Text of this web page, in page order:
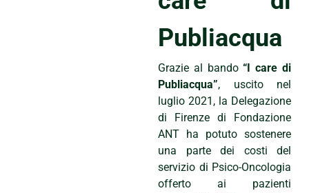
Publiacqua
Grazie al bando“I care di
Publiacqua”, uscito nel
luglio 2021, la Delegazione
di Firenze di Fondazione
ANT ha potuto sostenere
una parte dei costi del
servizio di Psico-Oncologia
offerto ai pazienti